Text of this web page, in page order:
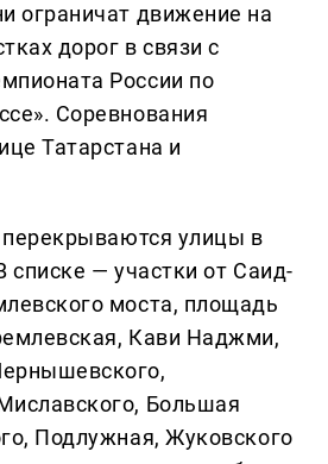
ограничат движение на
дорог в связи с
России по
Соревнования
Татарстана и
улицы в
списке — участки от Саид-
моста, площадь
Кави Наджми,
Большая
Подлужная, Жуковского